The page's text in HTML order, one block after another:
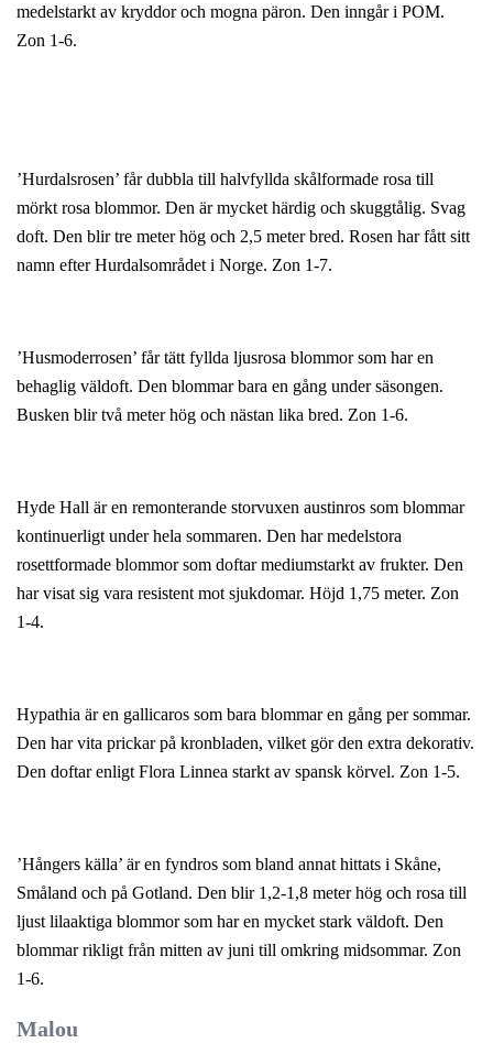
medelstarkt av kryddor och mogna päron. Den inngår i POM.
Zon 1-6.
’Hurdalsrosen’ får dubbla till halvfyllda skålformade rosa till
mörkt rosa blommor. Den är mycket härdig och skuggtålig. Svag
doft. Den blir tre meter hög och 2,5 meter bred. Rosen har fått sitt
namn efter Hurdalsområdet i Norge. Zon 1-7.
’Husmoderrosen’ får tätt fyllda ljusrosa blommor som har en
behaglig väldoft. Den blommar bara en gång under säsongen.
Busken blir två meter hög och nästan lika bred. Zon 1-6.
Hyde Hall är en remonterande storvuxen austinros som blommar
kontinuerligt under hela sommaren. Den har medelstora
rosettformade blommor som doftar mediumstarkt av frukter. Den
har visat sig vara resistent mot sjukdomar. Höjd 1,75 meter. Zon
1-4.
Hypathia är en gallicaros som bara blommar en gång per sommar.
Den har vita prickar på kronbladen, vilket gör den extra dekorativ.
Den doftar enligt Flora Linnea starkt av spansk körvel. Zon 1-5.
’Hångers källa’ är en fyndros som bland annat hittats i Skåne,
Småland och på Gotland. Den blir 1,2-1,8 meter hög och rosa till
ljust lilaaktiga blommor som har en mycket stark väldoft. Den
blommar rikligt från mitten av juni till omkring midsommar. Zon
1-6.
Malou